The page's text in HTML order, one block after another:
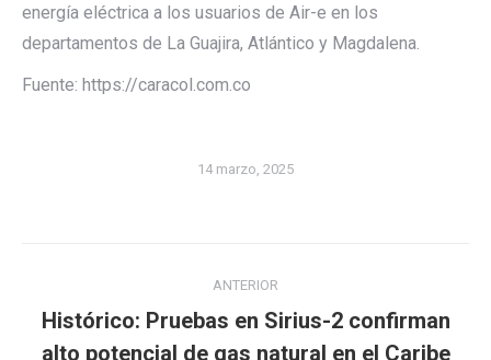
energía eléctrica a los usuarios de Air-e en los
departamentos de La Guajira, Atlántico y Magdalena.
Fuente: https://caracol.com.co
14 marzo, 2025
entre
publicaciones
ANTERIOR
Publicación
Histórico: Pruebas en Sirius-2 confirman
alto potencial de gas natural en el Caribe